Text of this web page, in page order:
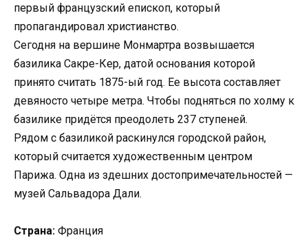
первый французский епископ, который
пропагандировал христианство.
Сегодня на вершине Монмартра возвышается
базилика Сакре-Кер, датой основания которой
принято считать 1875-ый год. Ее высота составляет
девяносто четыре метра. Чтобы подняться по холму к
базилике придётся преодолеть 237 ступеней.
Рядом с базиликой раскинулся городской район,
который считается художественным центром
Парижа. Одна из здешних достопримечательностей —
музей Сальвадора Дали.
Страна: Франция